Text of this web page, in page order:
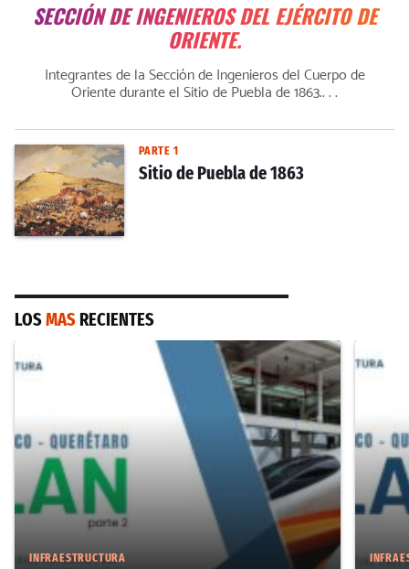
SECCIÓN DE INGENIEROS DEL EJÉRCITO DE
ORIENTE.
Integrantes de la Sección de Ingenieros del Cuerpo de
Oriente durante el Sitio de Puebla de 1863.. . .
PARTE 1
Sitio de Puebla de 1863
LOSMAS RECIENTES
INFRAESTRUCTURA